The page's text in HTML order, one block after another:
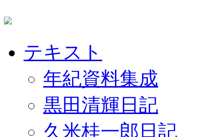
テキスト
年紀資料集成
黒田清輝日記
久米桂一郎日記